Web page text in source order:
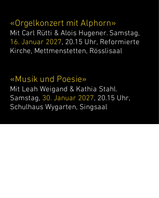
«Orgelkonzert mit Alphorn»
Mit Carl Rütti & Alois Hugener. Samstag,
16. Januar 2027, 20.15 Uhr, Reformierte
Kirche, Mettmenstetten, Rösslisaal
«Musik und Poesie»
Mit Leah Weigand & Kathia Stahl.
Samstag, 30. Januar 2027, 20.15 Uhr,
Schulhaus Wygarten, Singsaal